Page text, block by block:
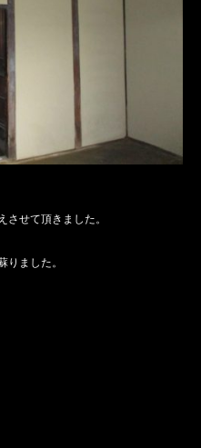
せて頂きました。
りました。